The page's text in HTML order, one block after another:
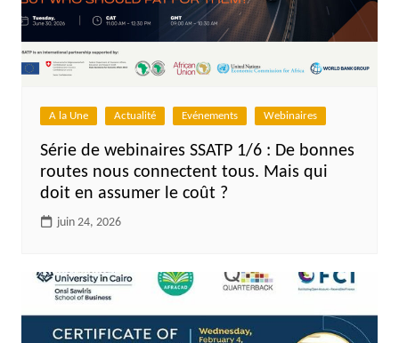
A la Une Actualité Evénements Webinaires
Série de webinaires SSATP 1/6 : De bonnes
routes nous connectent tous. Mais qui
doit en assumer le coût ?
juin 24, 2026